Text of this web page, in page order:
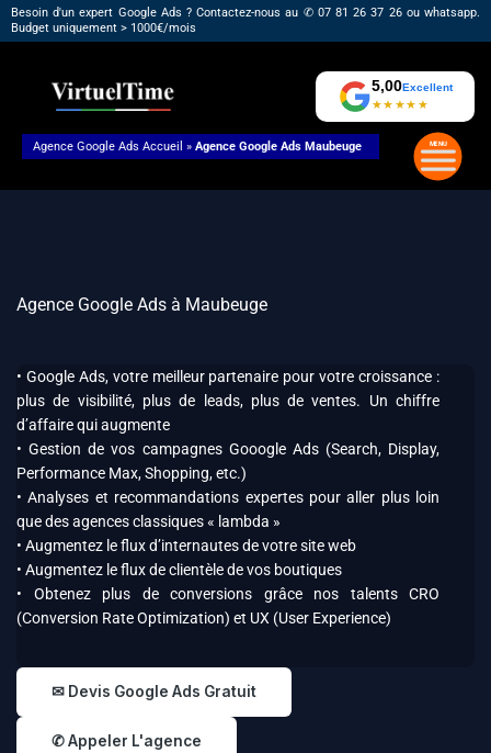
Besoin d'un expert Google Ads ? Contactez-nous au ✆ 07 81 26 37 26 ou whatsapp.
Budget uniquement > 1000€/mois
Aller
au
contenu
Agence Google Ads Accueil » Agence Google Ads Maubeuge
Agence Google Ads à Maubeuge
• Google Ads, votre meilleur partenaire pour votre croissance :
plus de visibilité, plus de leads, plus de ventes. Un chiffre
d’affaire qui augmente
• Gestion de vos campagnes Gooogle Ads (Search, Display,
Performance Max, Shopping, etc.)
• Analyses et recommandations expertes pour aller plus loin
que des agences classiques « lambda »
• Augmentez le flux d’internautes de votre site web
• Augmentez le flux de clientèle de vos boutiques
• Obtenez plus de conversions grâce nos talents CRO
(Conversion Rate Optimization) et UX (User Experience)
✉ Devis Google Ads Gratuit
✆ Appeler L'agence
5,00Excellent
★★★★★